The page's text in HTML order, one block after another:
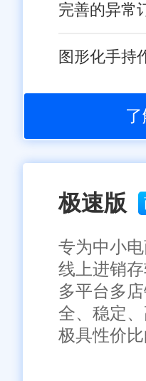
完善的异常
图形化手持
极速版
专为中小
线上进销
多平台多
全、稳定
极具性价